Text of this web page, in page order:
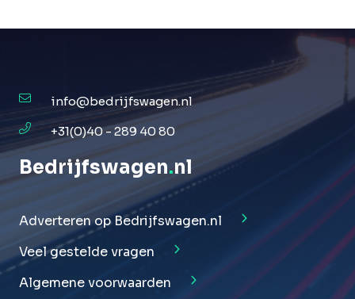
info@bedrijfswagen.nl
+31(0)40 - 289 40 80
Bedrijfswagen.nl
Adverteren op Bedrijfswagen.nl
Veel gestelde vragen
Algemene voorwaarden